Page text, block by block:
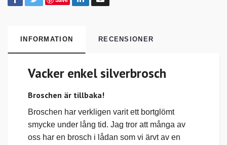
INFORMATION RECENSIONER
Vacker enkel silverbrosch
Broschen är tillbaka!
Broschen har verkligen varit ett bortglömt
smycke under lång tid. Jag tror att många av
oss har en brosch i lådan som vi ärvt av en